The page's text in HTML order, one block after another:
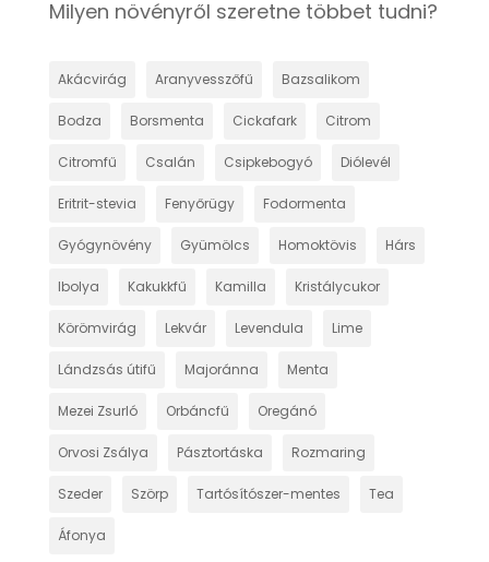
Milyen növényről szeretne többet tudni?
Akácvirág Aranyvesszőfű Bazsalikom
Bodza Borsmenta Cickafark Citrom
Citromfű Csalán Csipkebogyó Diólevél
Eritrit-stevia Fenyőrügy Fodormenta
Gyógynövény Gyümölcs Homoktövis Hárs
Ibolya Kakukkfű Kamilla Kristálycukor
Körömvirág Lekvár Levendula Lime
Lándzsás útifű Majoránna Menta
Mezei Zsurló Orbáncfű Oregánó
Orvosi Zsálya Pásztortáska Rozmaring
Szeder Szörp Tartósítószer-mentes Tea
Áfonya